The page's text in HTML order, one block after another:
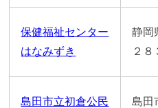
保健福祉センター
はなみずき
静岡
２８
島田市立初倉公民
島田